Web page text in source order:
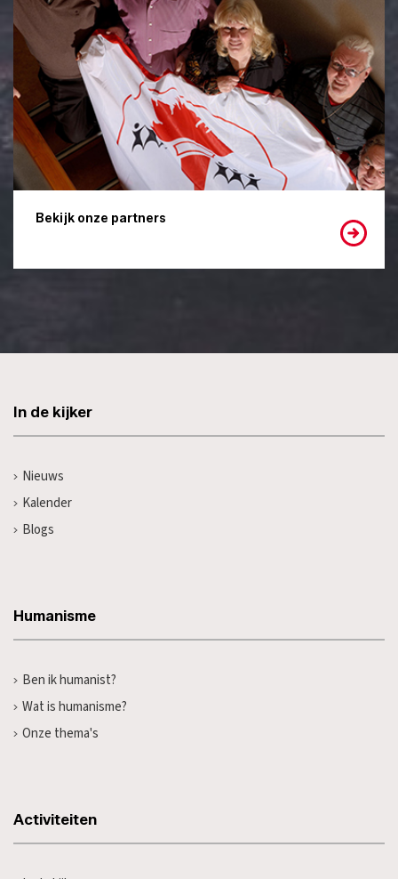
Bekijk onze partners
In de kijker
Nieuws
Kalender
Blogs
Humanisme
Ben ik humanist?
Wat is humanisme?
Onze thema's
Activiteiten